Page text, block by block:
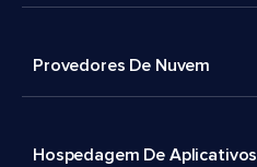
Provedores De Nuvem
Hospedagem De Aplicativos